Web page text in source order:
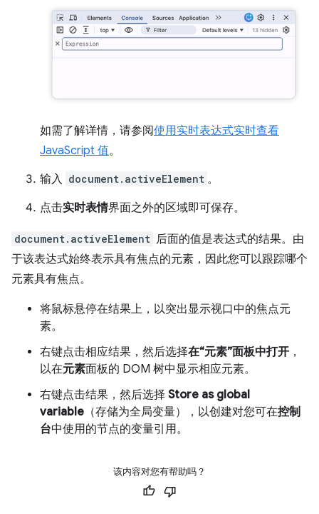
如需了解详情，请参阅使用实时表达式实时查看
JavaScript 值。
输入 document.activeElement 。
点击实时表情界面之外的区域即可保存。
document.activeElement 后面的值是表达式的结果。由
于该表达式始终表示具有焦点的元素，因此您可以跟踪哪个
元素具有焦点。
将鼠标悬停在结果上，以突出显示视口中的焦点元
素。
右键点击相应结果，然后选择在“元素”面板中打开 ，
以在元素面板的 DOM 树中显示相应元素。
右键点击结果，然后选择 Store as global
variable （存储为全局变量），以创建对您可在控制
台中使用的节点的变量引用。
该内容对您有帮助吗？